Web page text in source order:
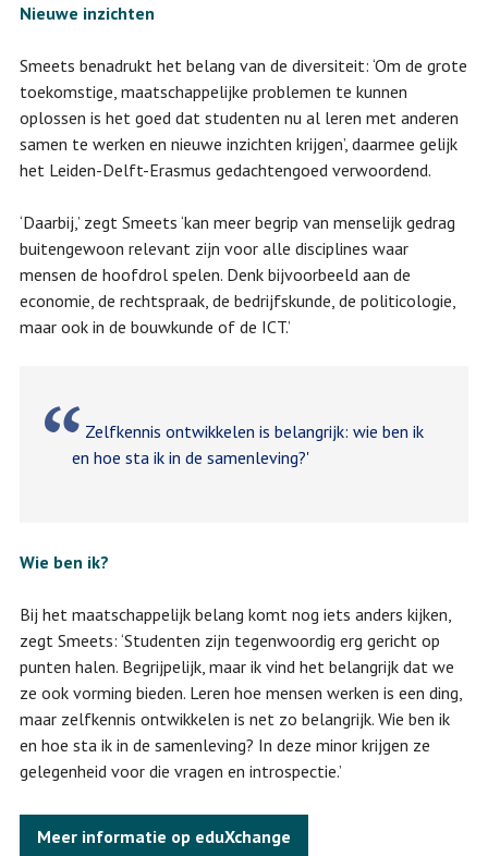
Nieuwe inzichten
Smeets benadrukt het belang van de diversiteit: ‘Om de grote
toekomstige, maatschappelijke problemen te kunnen
oplossen is het goed dat studenten nu al leren met anderen
samen te werken en nieuwe inzichten krijgen’, daarmee gelijk
het Leiden-Delft-Erasmus gedachtengoed verwoordend.
‘Daarbij,’ zegt Smeets ‘kan meer begrip van menselijk gedrag
buitengewoon relevant zijn voor alle disciplines waar
mensen de hoofdrol spelen. Denk bijvoorbeeld aan de
economie, de rechtspraak, de bedrijfskunde, de politicologie,
maar ook in de bouwkunde of de ICT.’
Zelfkennis ontwikkelen is belangrijk: wie ben ik
en hoe sta ik in de samenleving?'
Wie ben ik?
Bij het maatschappelijk belang komt nog iets anders kijken,
zegt Smeets: ‘Studenten zijn tegenwoordig erg gericht op
punten halen. Begrijpelijk, maar ik vind het belangrijk dat we
ze ook vorming bieden. Leren hoe mensen werken is een ding,
maar zelfkennis ontwikkelen is net zo belangrijk. Wie ben ik
en hoe sta ik in de samenleving? In deze minor krijgen ze
gelegenheid voor die vragen en introspectie.’
Meer informatie op eduXchange